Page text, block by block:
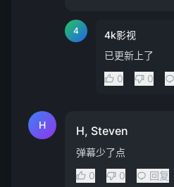
4 4k影视
已更新上了
0
0
H H, Steven
弹幕少了点
0
0 回复